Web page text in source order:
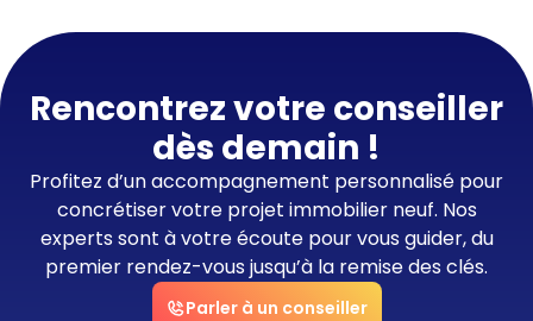
Rencontrez votre conseiller
dès demain !
Profitez d’un accompagnement personnalisé pour
concrétiser votre projet immobilier neuf. Nos
experts sont à votre écoute pour vous guider, du
premier rendez-vous jusqu’à la remise des clés.
Parler à un conseiller